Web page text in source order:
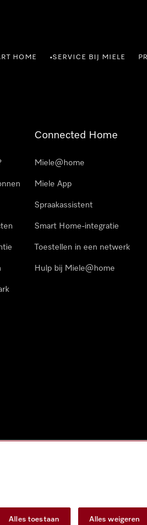
HOME •SERVICE BIJ MIELE
Connected Home
Miele@home
Miele App
Spraakassistent
Smart Home-integratie
Toestellen in een netwerk
Hulp bij Miele@home
Alles toestaan Alles weigeren